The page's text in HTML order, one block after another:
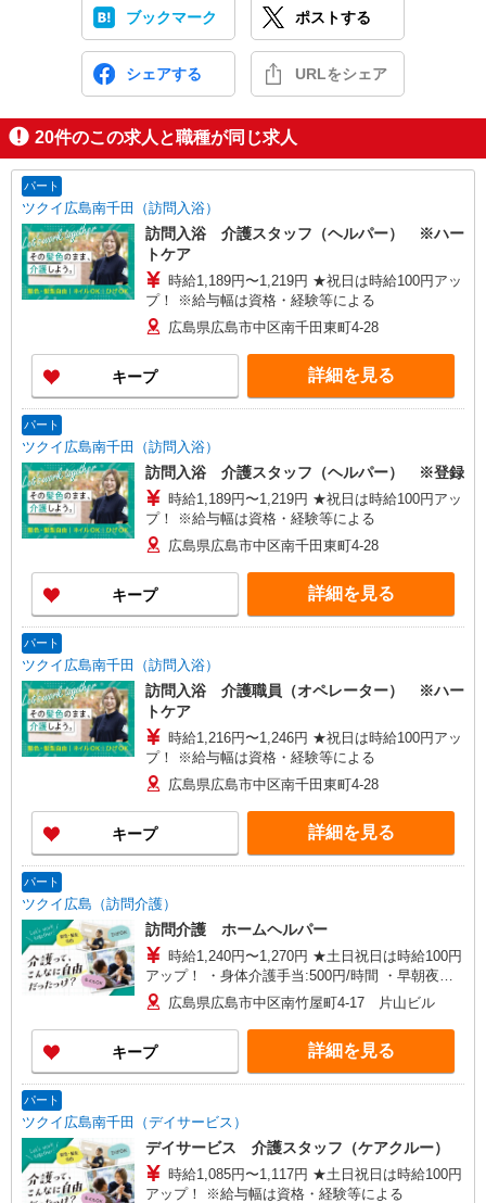
ブックマーク ポストする
シェアする URLをシェア
20件のこの求人と職種が同じ求人
パート
ツクイ広島南千田（訪問入浴）
訪問入浴 介護スタッフ（ヘルパー） ※ハー
トケア
時給1,189円〜1,219円 ★祝日は時給100円アッ
プ！ ※給与幅は資格・経験等による
広島県広島市中区南千田東町4-28
キープ 詳細を見る
パート
ツクイ広島南千田（訪問入浴）
訪問入浴 介護スタッフ（ヘルパー） ※登録
時給1,189円〜1,219円 ★祝日は時給100円アッ
プ！ ※給与幅は資格・経験等による
広島県広島市中区南千田東町4-28
キープ 詳細を見る
パート
ツクイ広島南千田（訪問入浴）
訪問入浴 介護職員（オペレーター） ※ハー
トケア
時給1,216円〜1,246円 ★祝日は時給100円アッ
プ！ ※給与幅は資格・経験等による
広島県広島市中区南千田東町4-28
キープ 詳細を見る
パート
ツクイ広島（訪問介護）
訪問介護 ホームヘルパー
時給1,240円〜1,270円 ★土日祝日は時給100円
アップ！ ・身体介護手当:500円/時間 ・早朝夜間
深夜手当:300円/時間 （18:00〜翌07:59の時間
帯） ・ICT手当:2,000円/月 ・深夜割増は別途支給
・ケア→ケアの移動時間も賃金（時給）を支給 ・
特定事業所加算手当:60円/時間 ※給与幅は資格・
経験等による
広島県広島市中区南竹屋町4-17 片山ビル
キープ 詳細を見る
パート
ツクイ広島南千田（デイサービス）
デイサービス 介護スタッフ（ケアクルー）
時給1,085円〜1,117円 ★土日祝日は時給100円
アップ！ ※給与幅は資格・経験等による